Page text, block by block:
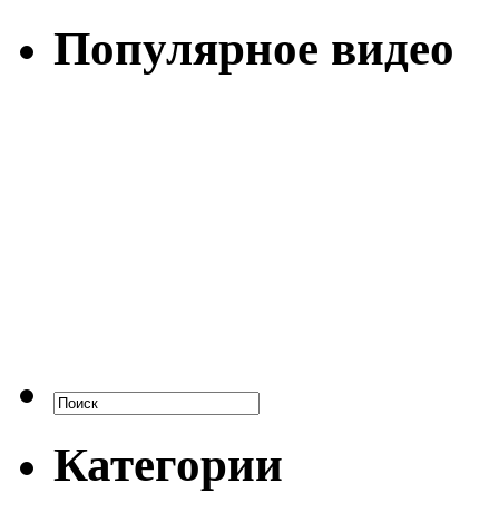
Популярное видео
Категории